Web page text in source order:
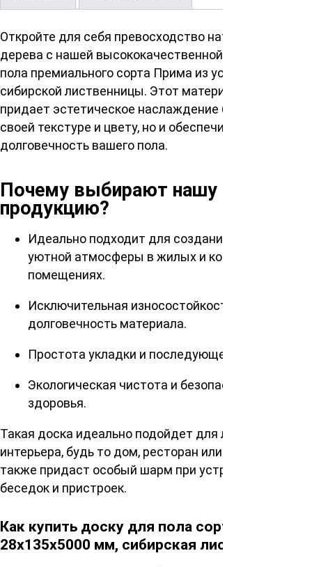
Откройте для себя превосходство натурального
дерева с нашей высококачественной доской для
пола премиального сорта Прима из устойчивой
сибирской лиственницы. Этот материал не только
придает эстетическое наслаждение благодаря
своей текстуре и цвету, но и обеспечивает
долговечность вашего пола.
Почему выбирают нашу
продукцию?
Идеально подходит для создания теплой и
уютной атмосферы в жилых и коммерческих
помещениях.
Исключительная износостойкость и
долговечность материала.
Простота укладки и последующего ухода.
Экологическая чистота и безопасность для
здоровья.
Такая доска идеально подойдет для любого
интерьера, будь то дом, ресторан или веранда, а
также придаст особый шарм при устройстве
беседок и пристроек.
Как купить доску для пола сорт Прима
28х135х5000 мм, сибирская лиственница?